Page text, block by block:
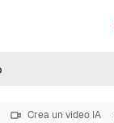
Crea un video IA